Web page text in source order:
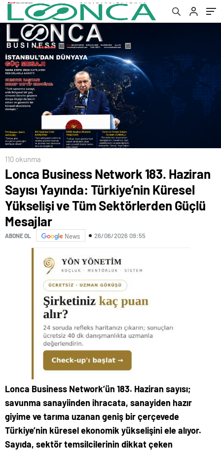
Yükselişi ve Tüm Sektörlerden Güçlü
Mesajlar
110 okunma
Lonca Business Network 183. Haziran
Sayısı Yayında: Türkiye’nin Küresel
Yükselişi ve Tüm Sektörlerden Güçlü
Mesajlar
ABONE OL News 26/06/2026 09:55
Lonca Business Network’ün 183. Haziran sayısı;
savunma sanayiinden ihracata, sanayiden hazır
giyime ve tarıma uzanan geniş bir çerçevede
Türkiye’nin küresel ekonomik yükselişini ele alıyor.
Sayıda, sektör temsilcilerinin dikkat çeken